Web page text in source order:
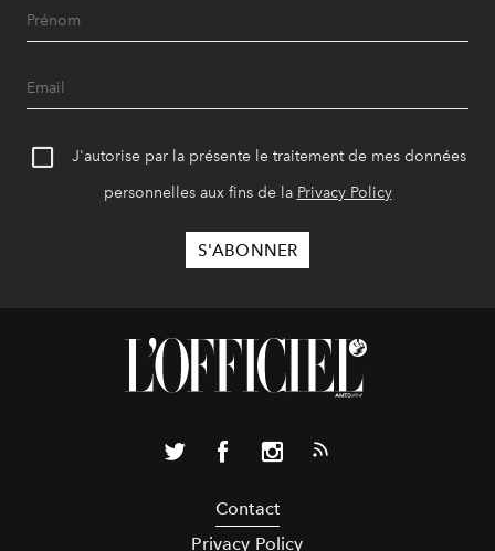
J'autorise par la présente le traitement de mes données
personnelles aux fins de la Privacy Policy
Contact
Privacy Policy